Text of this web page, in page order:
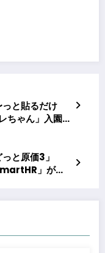
と貼るだけ
ちゃん」入園・
と原価3」
」が連